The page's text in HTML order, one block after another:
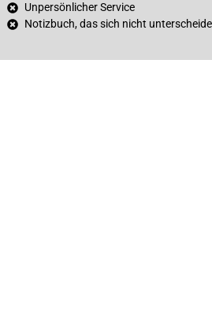
Unpersönlicher Service
Notizbuch, das sich nicht